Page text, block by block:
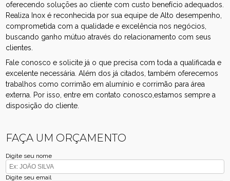
oferecendo soluções ao cliente com custo benefício adequados.
Realiza Inox é reconhecida por sua equipe de Alto desempenho,
comprometida com a qualidade e excelência nos negócios,
buscando ganho mútuo através do relacionamento com seus
clientes.
Fale conosco e solicite já o que precisa com toda a qualificada e
excelente necessária. Além dos já citados, também oferecemos
trabalhos como corrimão em alumínio e corrimão para área
externa. Por isso, entre em contato conosco,estamos sempre a
disposição do cliente.
FAÇA UM ORÇAMENTO
Digite seu nome
Digite seu email